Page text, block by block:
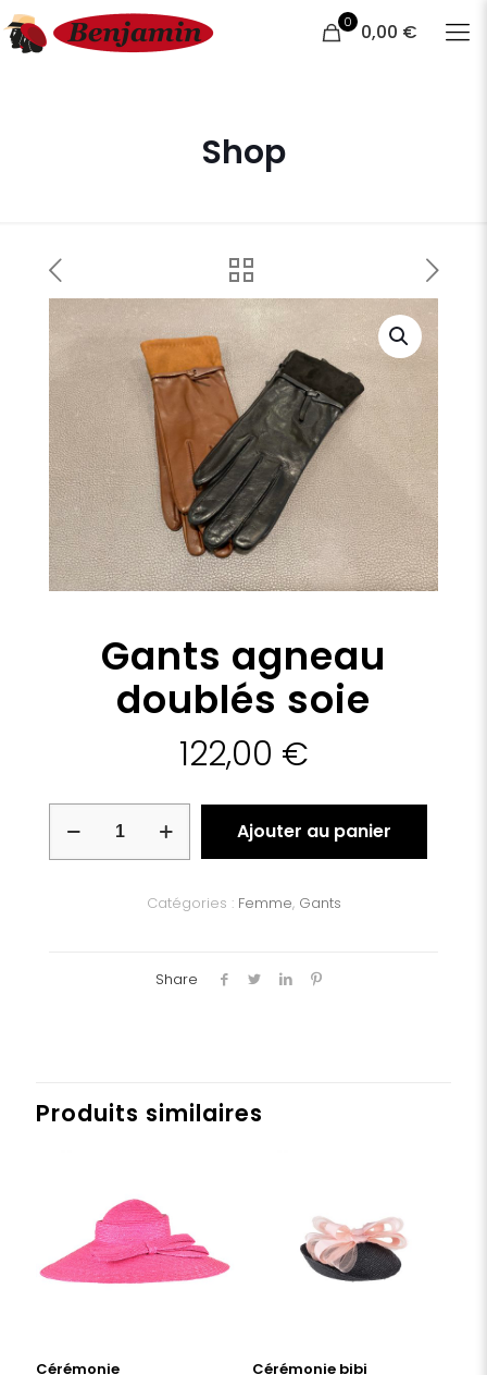
0 0,00 €
Shop
Gants agneau
doublés soie
122,00 €
Ajouter au panier
Catégories : Femme, Gants
Share
Produits similaires
Cérémonie Cérémonie bibi